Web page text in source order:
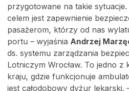
przygotowane na takie
celem jest zapewnienie
pasażerom, którzy od nas
portu – wyjaśnia Andrzej
ds. systemu zarządzania
Lotniczym Wrocław. To jedno z
kraju, gdzie funkcjonuje
jest całodobowy dyżur lekarski.